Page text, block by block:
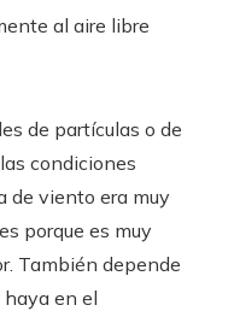
al aire libre
de partículas o de
condiciones
de viento era muy
porque es muy
También depende
haya en el